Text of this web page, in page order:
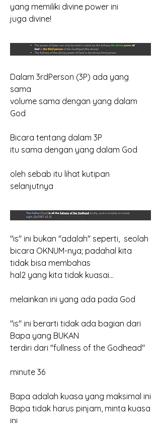
yang memiliki divine power ini
juga divine!
Dalam 3rdPerson (3P) ada yang
sama
volume sama dengan yang dalam
God
Bicara tentang dalam 3P
itu sama dengan yang dalam God
oleh sebab itu lihat kutipan
selanjutnya
"is" ini bukan "adalah" seperti,  seolah
bicara OKNUM-nya; padahal kita
tidak bisa membahas
hal2 yang kita tidak kuasai...
melainkan ini yang ada pada God
"is" ini berarti tidak ada bagian dari
Bapa yang BUKAN
terdiri dari "fullness of the Godhead"
minute 36
Bapa tidak harus pinjam, minta kuasa
ini